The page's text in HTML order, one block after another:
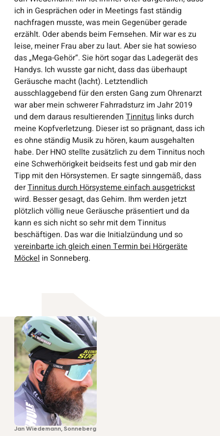
ich in Gesprächen oder in Meetings fast ständig
nachfragen musste, was mein Gegenüber gerade
erzählt. Oder abends beim Fernsehen. Mir war es zu
leise, meiner Frau aber zu laut. Aber sie hat sowieso
das „Mega-Gehör“. Sie hört sogar das Ladegerät des
Handys. Ich wusste gar nicht, dass das überhaupt
Geräusche macht (lacht). Letztendlich
ausschlaggebend für den ersten Gang zum Ohrenarzt
war aber mein schwerer Fahrradsturz im Jahr 2019
und dem daraus resultierendenTinnitus links durch
meine Kopfverletzung. Dieser ist so prägnant, dass ich
es ohne ständig Musik zu hören, kaum ausgehalten
habe. Der HNO stellte zusätzlich zu dem Tinnitus noch
eine Schwerhörigkeit beidseits fest und gab mir den
Tipp mit den Hörsystemen. Er sagte sinngemäß, dass
derTinnitus durch Hörsysteme einfach ausgetrickst
wird. Besser gesagt, das Gehirn. Ihm werden jetzt
plötzlich völlig neue Geräusche präsentiert und da
kann es sich nicht so sehr mit dem Tinnitus
beschäftigen. Das war die Initialzündung und so
vereinbarte ich gleich einen Termin bei Hörgeräte
Möckel in Sonneberg.
Jan Wiedemann, Sonneberg